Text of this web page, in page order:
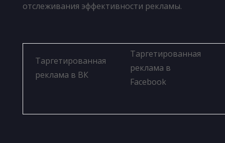
отслеживания эффективности рекламы.
Таргетированная
реклама в ВК
Таргетированная
реклама в
Facebook